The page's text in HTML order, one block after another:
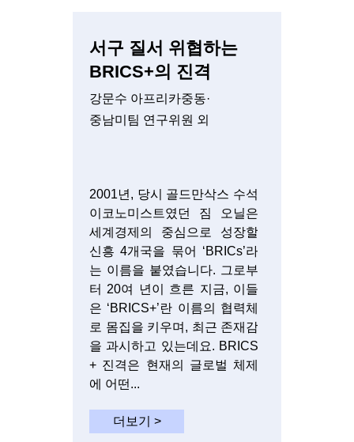
서구 질서 위협하는
BRICS+의 진격
강문수 아프리카중동·
중남미팀 연구위원 외
2001년, 당시 골드만삭스 수석
이코노미스트였던 짐 오닐은
세계경제의 중심으로 성장할
신흥 4개국을 묶어 ‘BRICs’라
는 이름을 붙였습니다. 그로부
터 20여 년이 흐른 지금, 이들
은 ‘BRICS+’란 이름의 협력체
로 몸집을 키우며, 최근 존재감
을 과시하고 있는데요. BRICS
+ 진격은 현재의 글로벌 체제
에 어떤...
더보기 >